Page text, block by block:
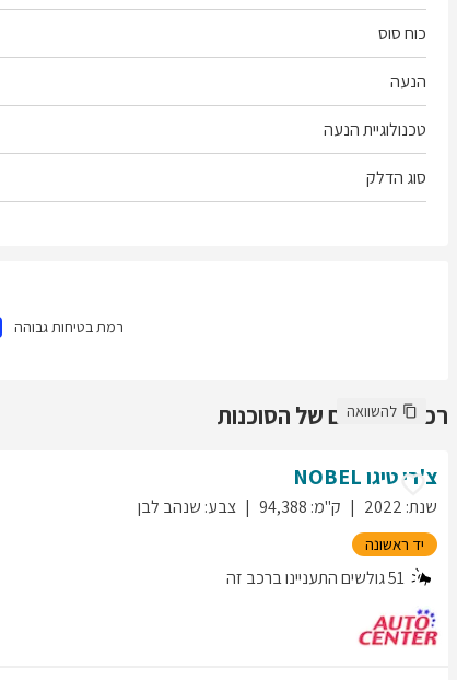
כוח סוס
הנעה
טכנולוגיית הנעה
סוג הדלק
רמת בטיחות גבוהה
רכבים נוספים של הסוכנות
להשוואה
צ'ריטיגוNOBEL
שנת:
2022 ק"מ:
94,388 צבע: שנהב לבן
יד ראשונה
51גולשים התעניינו ברכב זה